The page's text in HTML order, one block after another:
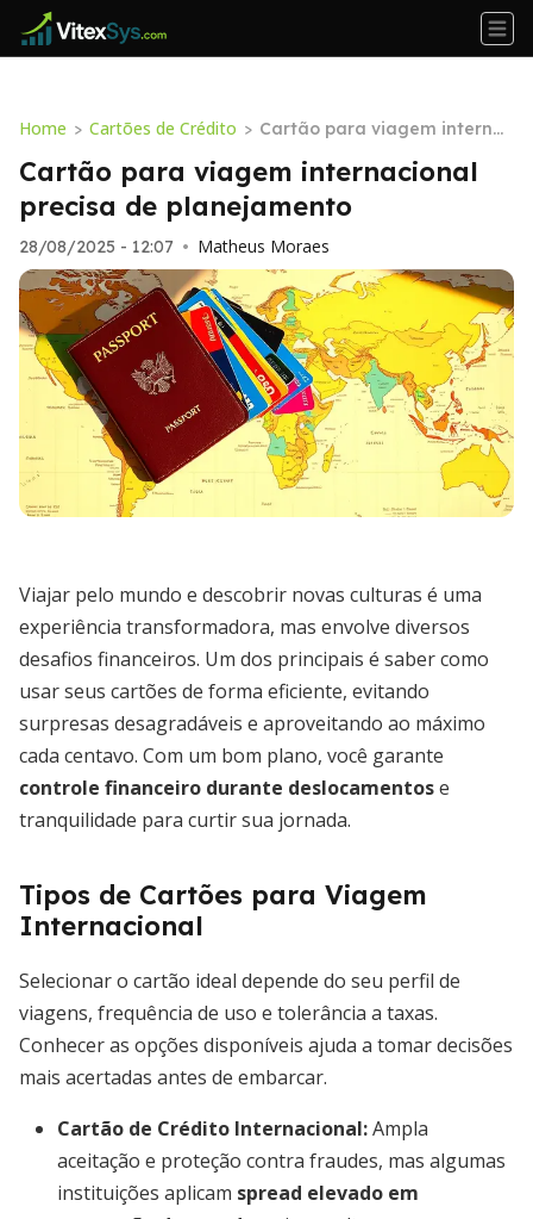
Home > Cartões de Crédito > Cartão para viagem internac
ional precisa de planejament
o
Cartão para viagem internacional
precisa de planejamento
28/08/2025 - 12:07 • Matheus Moraes
Viajar pelo mundo e descobrir novas culturas é uma
experiência transformadora, mas envolve diversos
desafios financeiros. Um dos principais é saber como
usar seus cartões de forma eficiente, evitando
surpresas desagradáveis e aproveitando ao máximo
cada centavo. Com um bom plano, você garante
controle financeiro durante deslocamentose
tranquilidade para curtir sua jornada.
Tipos de Cartões para Viagem
Internacional
Selecionar o cartão ideal depende do seu perfil de
viagens, frequência de uso e tolerância a taxas.
Conhecer as opções disponíveis ajuda a tomar decisões
mais acertadas antes de embarcar.
Cartão de Crédito Internacional:Ampla
aceitação e proteção contra fraudes, mas algumas
instituições aplicam spread elevado em